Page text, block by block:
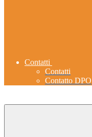
Contatti
Contatti
Contatto DPO